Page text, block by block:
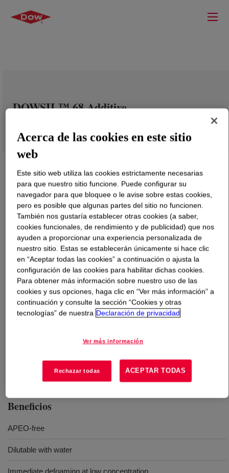
DOWSIL™ 68 Additive
Qué esDOWSIL™ 68 Additive?
Defoamer for waterborne inks and coatings applications
APEO free.
inks and coatings applications
Beneficios
APEO-free
Dilutable with water
Immediate defoaming at low concentration
Acerca de las cookies en este sitio
web
Este sitio web utiliza las cookies estrictamente necesarias
para que nuestro sitio funcione. Puede configurar su
navegador para que bloquee o le avise sobre estas cookies,
pero es posible que algunas partes del sitio no funcionen.
También nos gustaría establecer otras cookies (a saber,
cookies funcionales, de rendimiento y de publicidad) que nos
ayuden a proporcionar una experiencia personalizada de
nuestro sitio. Estas se establecerán únicamente si hace clic
en “Aceptar todas las cookies” a continuación o ajusta la
configuración de las cookies para habilitar dichas cookies.
Para obtener más información sobre nuestro uso de las
cookies y sus opciones, haga clic en “Ver más información” a
continuación y consulte la sección “Cookies y otras
tecnologías” de nuestra Declaración de privacidad
Ver más información
Rechazar todas ACEPTAR TODAS